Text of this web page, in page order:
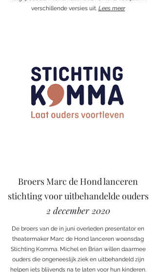
verschillende versies uit. Lees meer
Broers Marc de Hond lanceren
stichting voor uitbehandelde ouders
2 december 2020
De broers van de in juni overleden presentator en
theatermaker Marc de Hond lanceren woensdag
Stichting Komma. Michel en Brian willen daarmee
ouders die ongeneeslijk ziek en uitbehandeld zijn
helpen iets blijvends na te laten voor hun kinderen.